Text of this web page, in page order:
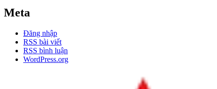
Meta
Đăng nhập
RSS bài viết
RSS bình luận
WordPress.org